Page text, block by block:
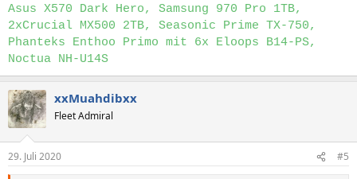
Asus X570 Dark Hero, Samsung 970 Pro 1TB,
2xCrucial MX500 2TB, Seasonic Prime TX-750,
Phanteks Enthoo Primo mit 6x Eloops B14-PS,
Noctua NH-U14S
xxMuahdibxx
Fleet Admiral
29. Juli 2020 #5